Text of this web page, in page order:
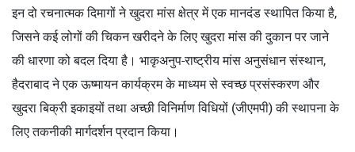
इन दो रचनात्मक दिमागों ने खुदरा मांस क्षेत्र में एक मानदंड स्थापित किया है,
जिसने कई लोगों की चिकन खरीदने के लिए खुदरा मांस की दुकान पर जाने
की धारणा को बदल दिया है। भाकृअनुप-राष्ट्रीय मांस अनुसंधान संस्थान,
हैदराबाद ने एक ऊष्मायन कार्यक्रम के माध्यम से स्वच्छ प्रसंस्करण और
खुदरा बिक्री इकाइयों तथा अच्छी विनिर्माण विधियों (जीएमपी) की स्थापना के
लिए तकनीकी मार्गदर्शन प्रदान किया।